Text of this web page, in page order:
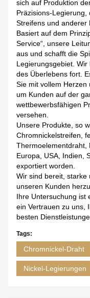
sich auf Produktion
Präzisions-Legierung,
Streifens und anderer
Basiert auf dem
Service“, unsere
aus und schafft die
Legierungsgebiet.
des Überlebens fort.
Sie mit vollem Herzen
um Kunden auf der
wettbewerbsfähigen
versehen.
Unsere Produkte, so
Chromnickelstreifen,
Thermoelementdraht,
Europa, USA, Indien,
exportiert worden.
Wir sind bereit, starke
unseren Kunden
Ihre Untersuchung ist
ein Vertrauen zu uns,
besten
Tags:
Chromnickel-Draht
Nickel-Legierungen